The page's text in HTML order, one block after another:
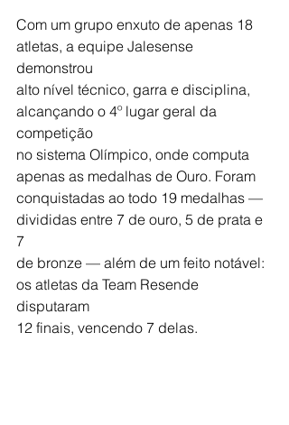
Com um grupo enxuto de apenas 18
atletas, a equipe Jalesense
demonstrou
alto nível técnico, garra e disciplina,
alcançando o 4º lugar geral da
competição
no sistema Olímpico, onde computa
apenas as medalhas de Ouro. Foram
conquistadas ao todo 19 medalhas —
divididas entre 7 de ouro, 5 de prata e
7
de bronze — além de um feito notável:
os atletas da Team Resende
disputaram
12 finais, vencendo 7 delas.